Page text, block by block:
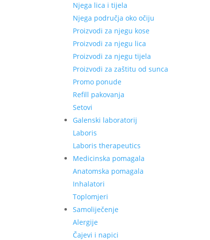
Njega lica i tijela
Njega područja oko očiju
Proizvodi za njegu kose
Proizvodi za njegu lica
Proizvodi za njegu tijela
Proizvodi za zaštitu od sunca
Promo ponude
Refill pakovanja
Setovi
Galenski laboratorij
Laboris
Laboris therapeutics
Medicinska pomagala
Anatomska pomagala
Inhalatori
Toplomjeri
Samoliječenje
Alergije
Čajevi i napici